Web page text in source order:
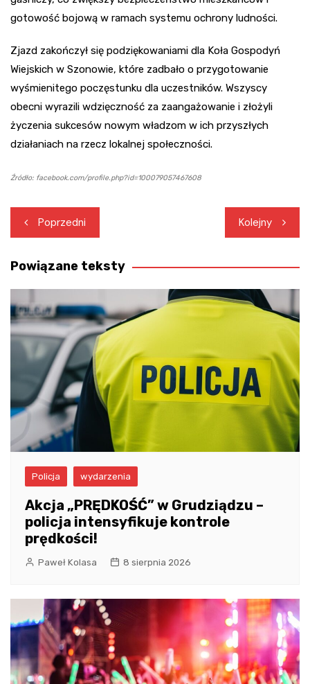
gotowość bojową w ramach systemu ochrony ludności.
Zjazd zakończył się podziękowaniami dla Koła Gospodyń
Wiejskich w Szonowie, które zadbało o przygotowanie
wyśmienitego poczęstunku dla uczestników. Wszyscy
obecni wyrazili wdzięczność za zaangażowanie i złożyli
życzenia sukcesów nowym władzom w ich przyszłych
działaniach na rzecz lokalnej społeczności.
Źródło: facebook.com/profile.php?id=100079057467608
Nawigacja
wpisu
Poprzedni Kolejny
Powiązane teksty
Policja wydarzenia
Akcja „PRĘDKOŚĆ” w Grudziądzu –
policja intensyfikuje kontrole
prędkości!
Paweł Kolasa 8 sierpnia 2026